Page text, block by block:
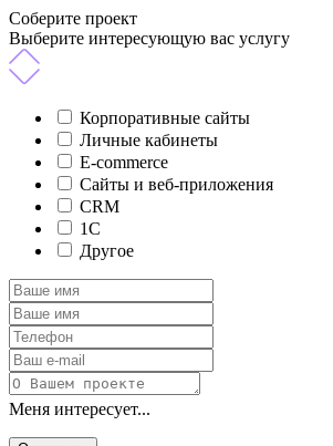
Соберите проект
Выберите интересующую вас услугу
Корпоративные сайты
Личные кабинеты
E-commerce
Сайты и веб-приложения
CRM
1C
Другое
Меня интересует...